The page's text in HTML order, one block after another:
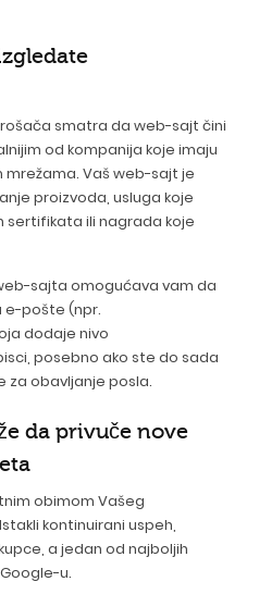
smatra da web-sajt čini
od kompanija koje imaju
Vaš web-sajt je
proizvoda, usluga koje
sertifikata ili nagrada koje
sajta omogućava vam da
e-pošte (npr.
dodaje nivo
posebno ako ste do sada
za obavljanje posla.
da privuče nove
obimom Vašeg
kontinuirani uspeh,
a jedan od najboljih
u.